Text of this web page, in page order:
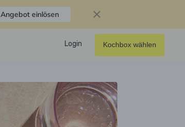
Angebot einlösen
Login Kochbox wählen